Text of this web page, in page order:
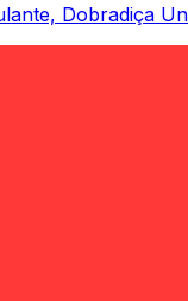
Dobradiça